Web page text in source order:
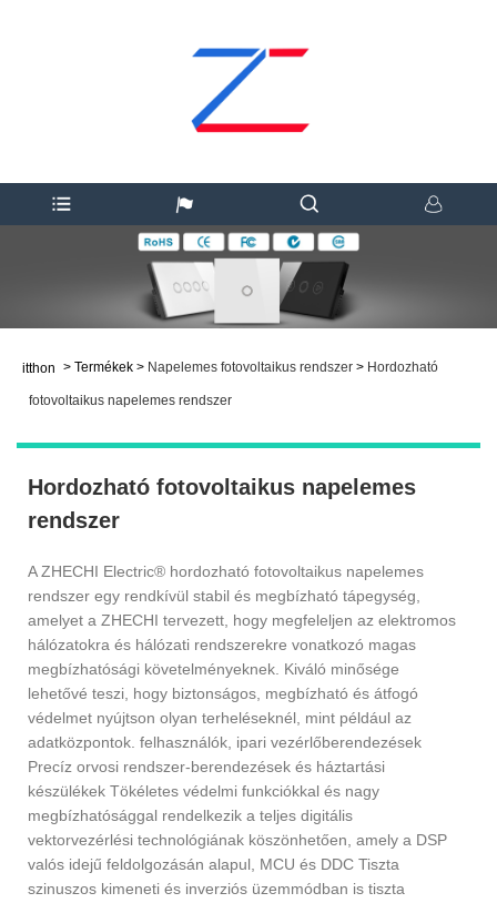
itthon > Termékek > Napelemes fotovoltaikus rendszer > Hordozható
fotovoltaikus napelemes rendszer
Hordozható fotovoltaikus napelemes
rendszer
A ZHECHI Electric® hordozható fotovoltaikus napelemes
rendszer egy rendkívül stabil és megbízható tápegység,
amelyet a ZHECHI tervezett, hogy megfeleljen az elektromos
hálózatokra és hálózati rendszerekre vonatkozó magas
megbízhatósági követelményeknek. Kiváló minősége
lehetővé teszi, hogy biztonságos, megbízható és átfogó
védelmet nyújtson olyan terheléseknél, mint például az
adatközpontok. felhasználók, ipari vezérlőberendezések
Precíz orvosi rendszer-berendezések és háztartási
készülékek Tökéletes védelmi funkciókkal és nagy
megbízhatósággal rendelkezik a teljes digitális
vektorvezérlési technológiának köszönhetően, amely a DSP
valós idejű feldolgozásán alapul, MCU és DDC Tiszta
szinuszos kimeneti és inverziós üzemmódban is tiszta